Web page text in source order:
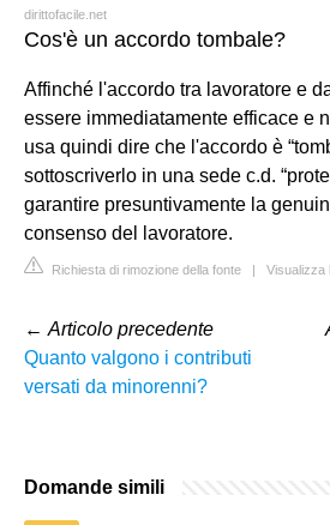
dirittofacile.net
Cos'è un accordo tombale?
Affinché l'accordo tra lavoratore e
essere immediatamente efficace e
usa quindi dire che l'accordo è
sottoscriverlo in una sede c.d.
garantire presuntivamente la
consenso del lavoratore.
Richiesta di rimozione della fonte | Visualizza
← Articolo precedente
Quanto valgono i contributi
versati da minorenni?
Domande simili